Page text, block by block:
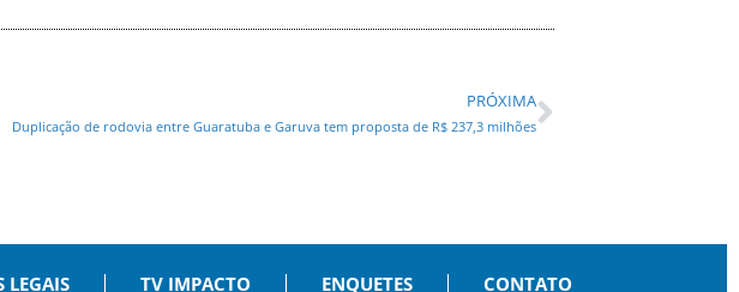
PRÓXIMA
Duplicação de rodovia entre Guaratuba e Garuva tem proposta de R$ 237,3 milhões
LEGAIS TV IMPACTO ENQUETES CONTATO